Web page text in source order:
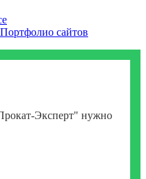
Портфолио сайтов
Эксперт" нужно